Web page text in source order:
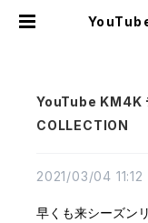
YouTube KM4K
COLLECTION
2021/03/04 11:12
早くも来シーズン